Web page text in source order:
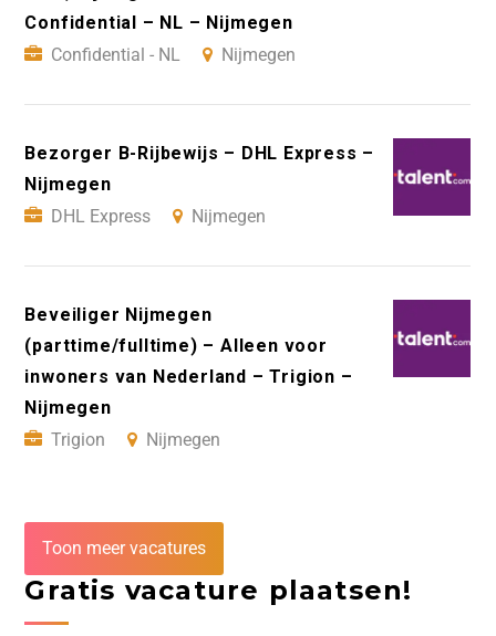
Confidential – NL – Nijmegen
Confidential - NL
Nijmegen
Bezorger B-Rijbewijs – DHL Express –
Nijmegen
DHL Express
Nijmegen
Beveiliger Nijmegen
(parttime/fulltime) – Alleen voor
inwoners van Nederland – Trigion –
Nijmegen
Trigion
Nijmegen
Toon meer vacatures
Gratis vacature plaatsen!